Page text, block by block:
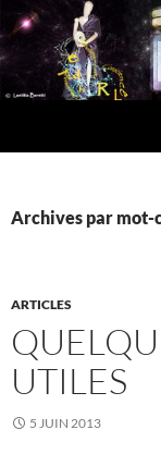
Aller
au
contenu
Archives par mot-
ARTICLES
UTILES
5 JUIN 2013